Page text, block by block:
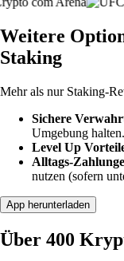
Weitere
Staking
Mehr als nur Staking-
Sichere
Umgebung halten.
Level Up
Alltags-
nutzen (sofern
App herunterladen
Über 400